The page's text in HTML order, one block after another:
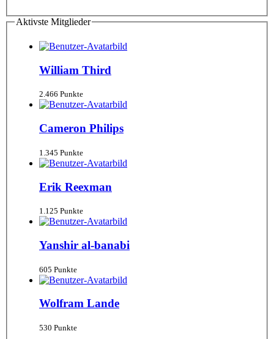
Aktivste Mitglieder
William Third
2.466 Punkte
Cameron Philips
1.345 Punkte
Erik Reexman
1.125 Punkte
Yanshir al-banabi
605 Punkte
Wolfram Lande
530 Punkte